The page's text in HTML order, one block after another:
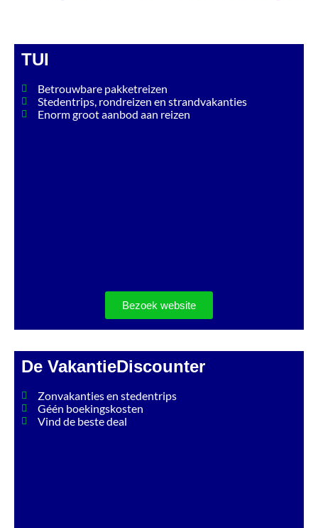
TUI
Betrouwbare pakketreizen
Stedentrips, rondreizen en strandvakanties
Enorm groot aanbod aan reizen
Bezoek website
De VakantieDiscounter
Zonvakanties en stedentrips
Géén boekingskosten
Vind de beste deal